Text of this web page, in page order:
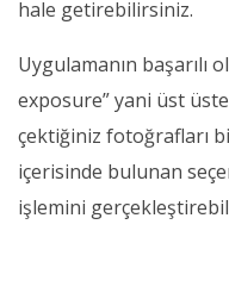
hale getirebilirsiniz.
Uygulamanın başarılı
exposure” yani üst
çektiğiniz fotoğrafları
içerisinde bulunan
işlemini